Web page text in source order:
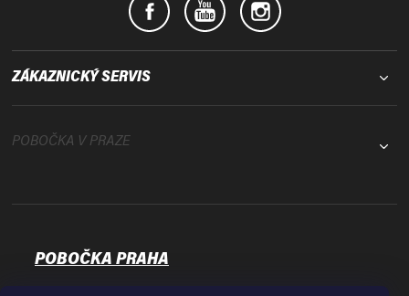
ZÁKAZNICKÝ SERVIS
POBOČKA V PRAZE
POBOČKA PRAHA